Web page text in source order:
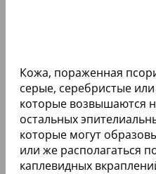
Кожа, пораженная
серые, серебристые
которые возвышаются
остальных
которые могут
или же располагаться
каплевидных